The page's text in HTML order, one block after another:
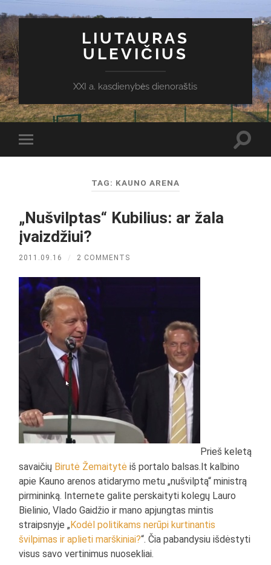
LIUTAURAS
ULEVIČIUS
XXI a. kasdienybės dienoraštis
Toggle
mobile
TAG: KAUNO ARENA
„Nušvilptas“ Kubilius: ar žala
įvaizdžiui?
2011.09.16 / 2 COMMENTS
Prieš keletą
savaičių Birutė Žemaitytė iš portalo balsas.lt kalbino
apie Kauno arenos atidarymo metu „nušvilptą“ ministrą
pirmininką. Internete galite perskaityti kolegų Lauro
Bielinio, Vlado Gaidžio ir mano apjungtas mintis
straipsnyje „Kodėl politikams nerūpi kurtinantis
švilpimas ir aplieti marškiniai?“. Čia pabandysiu išdėstyti
visus savo vertinimus nuosekliai.